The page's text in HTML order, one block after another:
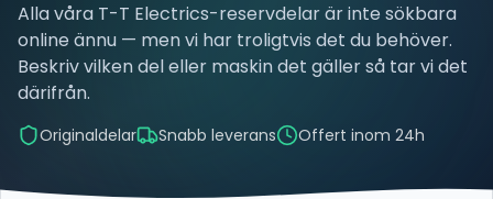
Alla våra T-T Electrics-reservdelar är inte sökbara
online ännu — men vi har troligtvis det du behöver.
Beskriv vilken del eller maskin det gäller så tar vi det
därifrån.
Originaldelar Snabb leverans Offert inom 24h